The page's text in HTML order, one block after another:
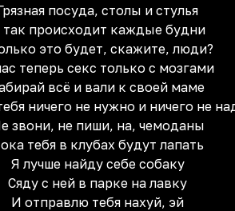
посуда, столы и стулья
происходит каждые будни
это будет, скажите, люди?
теперь секс только с мозгами
всё и вали к своей маме
ничего не нужно и ничего не
звони, не пиши, на, чемоданы
тебя в клубах будут лапать
Я лучше найду себе собаку
Сяду с ней в парке на лавку
И отправлю тебя нахуй, эй